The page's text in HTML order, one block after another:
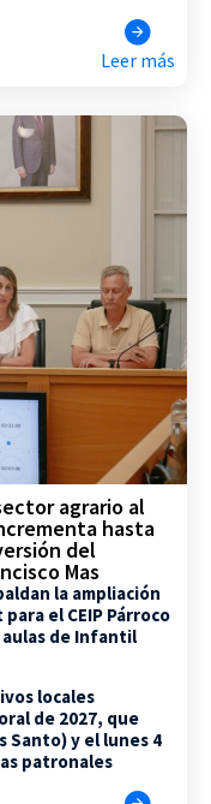
Leer más
agrario al
hasta
del
Mas
la ampliación
el CEIP Párroco
aulas de Infantil
locales
de 2027, que
Santo) y el lunes 4
patronales